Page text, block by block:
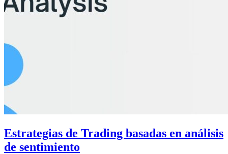
Estrategias de Trading basadas en análisis
de sentimiento